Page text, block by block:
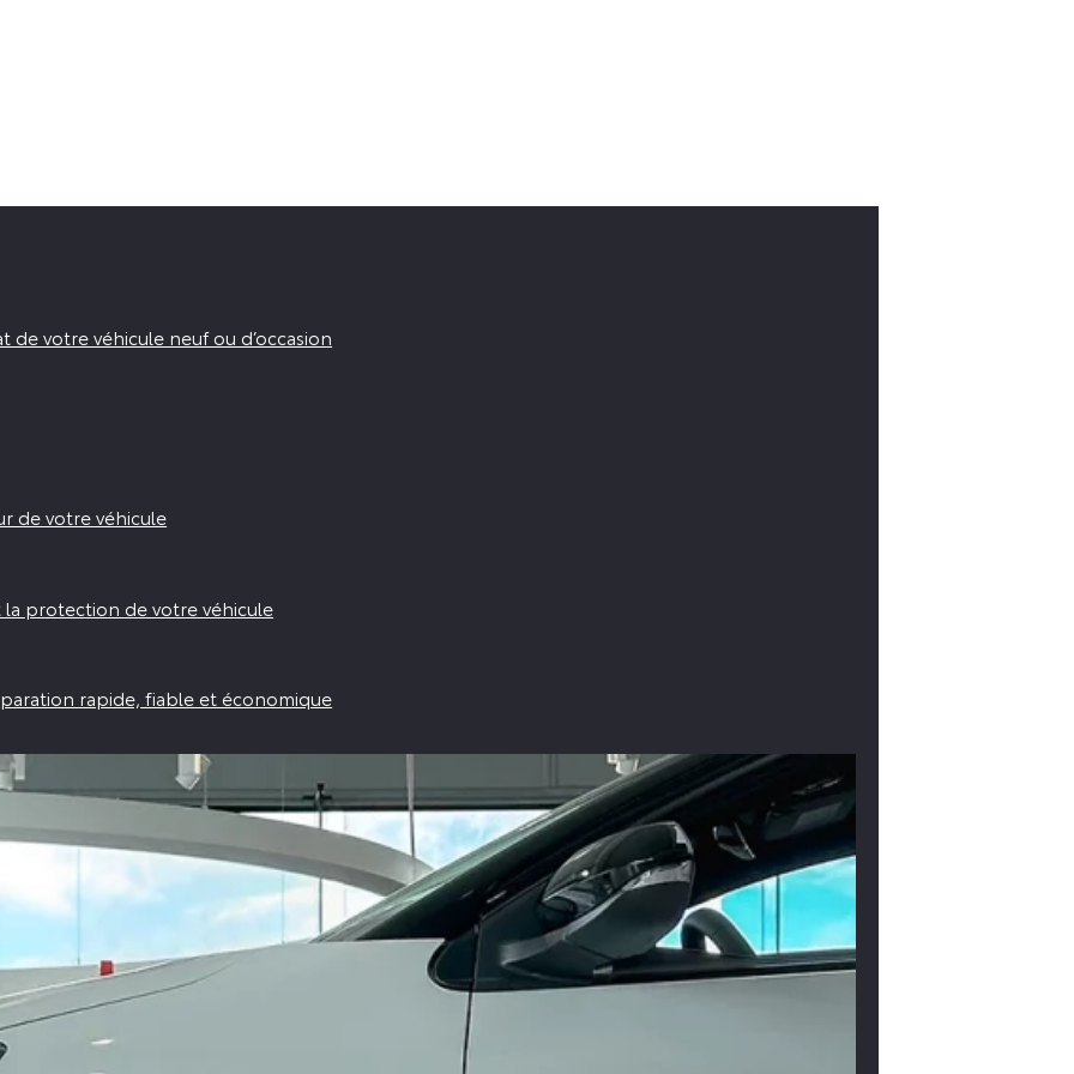
votre véhicule neuf ou d’occasion
de votre véhicule
la protection de votre véhicule
rapide, fiable et économique